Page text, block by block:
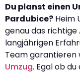
Du planst einen
Pardubice? Heim
genau das
langjährigen
Team garantieren
Umzug. Egal ob